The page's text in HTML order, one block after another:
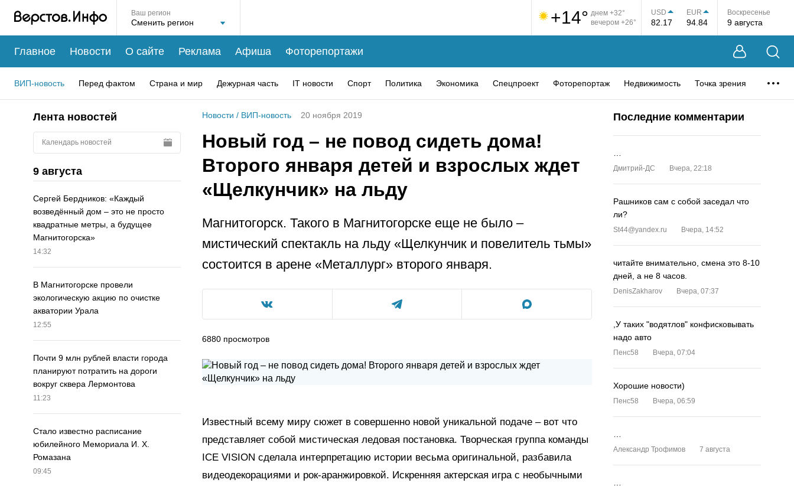
Ваш регион +14° днем +32°
вечером +26°
USD
82.17
EUR
94.84
Воскресенье
9 августа
Главное Новости О сайте Реклама Афиша Фоторепортажи
ВИП-новость Перед фактом Страна и мир Дежурная часть IT новости Спорт Политика Экономика Спецпроект Фоторепортаж Недвижимость Точка зрения
Лента новостей
Календарь новостей
9 августа
Сергей Бердников: «Каждый
возведённый дом – это не просто
квадратные метры, а будущее
Магнитогорска»
14:32
В Магнитогорске провели
экологическую акцию по очистке
акватории Урала
12:55
Почти 9 млн рублей власти города
планируют потратить на дороги
вокруг сквера Лермонтова
11:23
Стало известно расписание
юбилейного Мемориала И. Х.
Ромазана
09:45
Новости / ВИП-новость 20 ноября 2019
Новый год – не повод сидеть дома!
Второго января детей и взрослых ждет
«Щелкунчик» на льду
Магнитогорск. Такого в Магнитогорске еще не было –
мистический спектакль на льду «Щелкунчик и повелитель тьмы»
состоится в арене «Металлург» второго января.
6880 просмотров
Известный всему миру сюжет в совершенно новой уникальной подаче – вот что
представляет собой мистическая ледовая постановка. Творческая группа команды
ICE VISION сделала интерпретацию истории весьма оригинальной, разбавила
видеодекорациями и рок-аранжировкой. Искренняя актерская игра с необычными
Последние комментарии
Дмитрий-ДС Вчера, 22:18
Рашников сам с собой заседал что
ли?
St44@yandex.ru Вчера, 14:52
читайте внимательно, смена это 8-10
дней, а не 8 часов.
DenisZakharov Вчера, 07:37
,У таких "водятлов" конфисковывать
надо авто
Пенс58 Вчера, 07:04
Хорошие новости)
Пенс58 Вчера, 06:59
Александр Трофимов 7 августа